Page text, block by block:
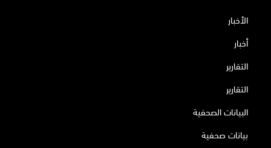
الأخبار
أخبار
التقارير
التقارير
البيانات الصحفية
بيانات صحفية